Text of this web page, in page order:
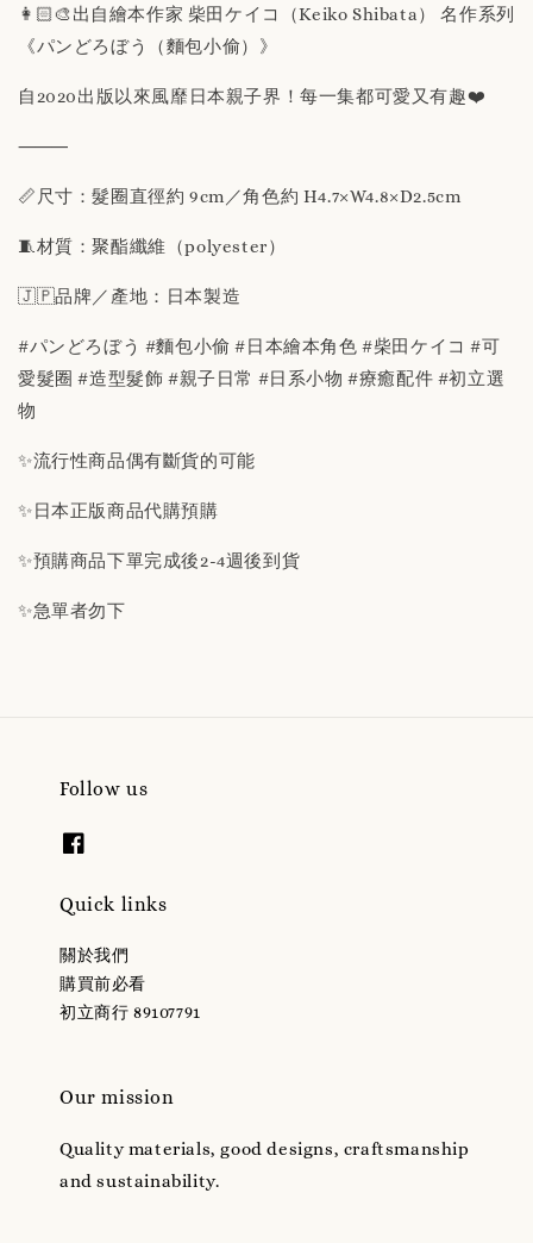
👩🏻‍🎨出自繪本作家 柴田ケイコ（Keiko Shibata） 名作系列
《パンどろぼう（麵包小偷）》
自2020出版以來風靡日本親子界！每一集都可愛又有趣❤️
⸻
📏尺寸：髮圈直徑約 9cm／角色約 H4.7×W4.8×D2.5cm
🧵材質：聚酯纖維（polyester）
🇯🇵品牌／產地：日本製造
#パンどろぼう #麵包小偷 #日本繪本角色 #柴田ケイコ #可
愛髮圈 #造型髮飾 #親子日常 #日系小物 #療癒配件 #初立選
物
✨流行性商品偶有斷貨的可能
✨日本正版商品代購預購
✨預購商品下單完成後2-4週後到貨
✨急單者勿下
Follow us
Quick links
關於我們
購買前必看
初立商行 89107791
Our mission
Quality materials, good designs, craftsmanship
and sustainability.